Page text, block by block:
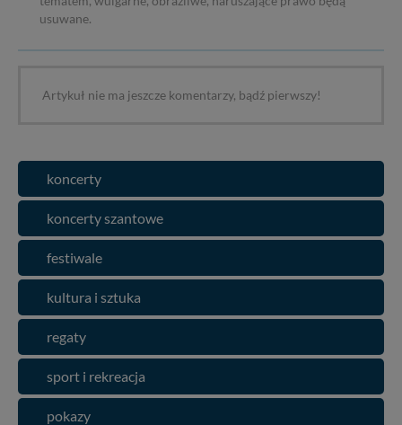
usuwane.
Artykuł nie ma jeszcze komentarzy, bądź pierwszy!
koncerty
koncerty szantowe
festiwale
kultura i sztuka
regaty
sport i rekreacja
pokazy